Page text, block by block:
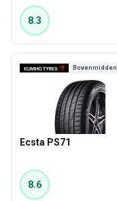
8.3
Bovenmidden
Ecsta PS71
8.6